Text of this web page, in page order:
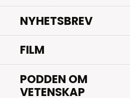
NYHETSBREV
FILM
PODDEN OM
VETENSKAP